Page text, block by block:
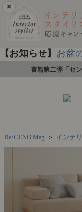
×
【お知らせ】 お盆
書籍第二弾「セ
toggle
navigation
Re:CENO Mag ＞ インテ